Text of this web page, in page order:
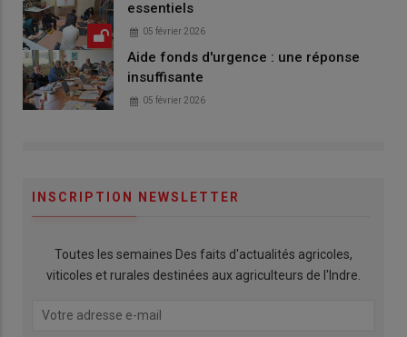
essentiels
05 février 2026
Aide fonds d'urgence : une réponse
insuffisante
05 février 2026
INSCRIPTION NEWSLETTER
Toutes les semaines Des faits d'actualités agricoles,
viticoles et rurales destinées aux agriculteurs de l'Indre.